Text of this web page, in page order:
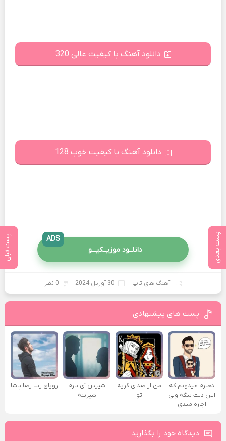
پست بعدی پست قبلی
دانلود آهنگ با کیفیت عالی 320
دانلود آهنگ با کیفیت خوب 128
دانلــود موزیــکیـــو
ADS
آهنگ های تاپ 30 آوریل 2024 0 نظر
پست های پیشنهادی
دخترم میدونم که
الان دلت تنگه ولی
اجازه میدی
من از صدای گريه
تو
شیرین آی یارم
شیرینه
رویای زیبا رضا پاشا
دیدگاه خود را بگذارید